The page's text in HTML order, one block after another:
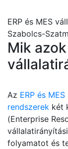
ERP és MES
Szabolcs-
Mik azok
Az ERP és
rendszerek két
(Enterprise
folyamatot és